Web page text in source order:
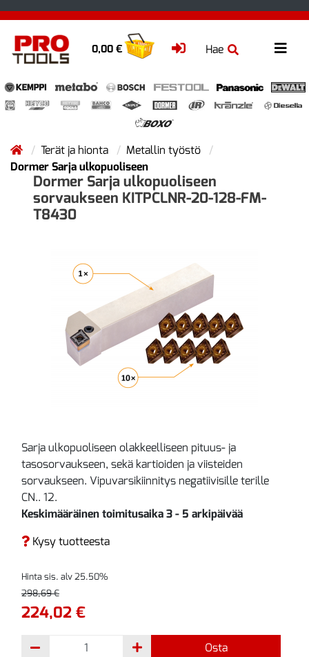
Hae
0,00 €
Terät ja hionta
Metallin työstö
Dormer Sarja ulkopuoliseen
Dormer Sarja ulkopuoliseen
sorvaukseen KITPCLNR-20-128-FM-
T8430
Sarja ulkopuoliseen olakkeelliseen pituus- ja
tasosorvaukseen, sekä kartioiden ja viisteiden
sorvaukseen. Vipuvarsikiinnitys negatiivisille terille
CN.. 12.
Keskimääräinen toimitusaika 3 - 5 arkipäivää
Kysy tuotteesta
Hinta sis. alv 25.50%
298,69 €
224,02 €
Osta